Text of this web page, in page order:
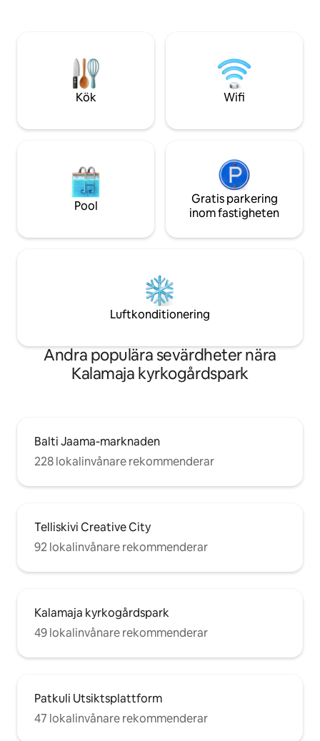
Barnsäng finns tillgänglig
kaféer och
Kök Wifi
Pool
Gratis parkering
inom fastigheten
Luftkonditionering
Andra populära sevärdheter nära
Kalamaja kyrkogårdspark
Balti Jaama-marknaden
228 lokalinvånare rekommenderar
Telliskivi Creative City
92 lokalinvånare rekommenderar
Kalamaja kyrkogårdspark
49 lokalinvånare rekommenderar
Patkuli Utsiktsplattform
47 lokalinvånare rekommenderar